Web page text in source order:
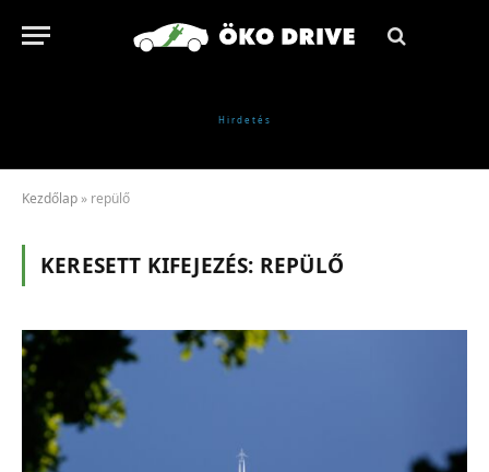
Kezdőlap » repülő
KERESETT KIFEJEZÉS: REPÜLŐ